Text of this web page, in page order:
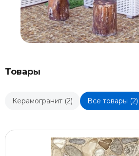
Товары
Керамогранит (2) Все товары (2)